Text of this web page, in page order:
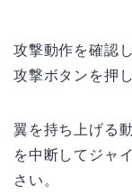
攻撃動作を確認
攻撃ボタンを押
翼を持ち上げる
を中断してジャ
さい。